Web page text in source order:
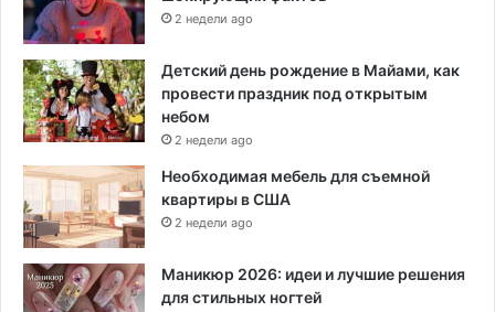
2 недели ago
Детский день рождение в Майами, как
провести праздник под открытым
небом
2 недели ago
Необходимая мебель для съемной
квартиры в США
2 недели ago
Маникюр 2026: идеи и лучшие решения
для стильных ногтей